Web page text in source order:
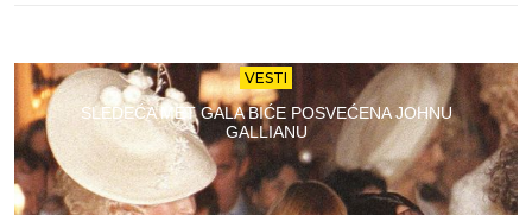
VESTI
SLEDEĆA MET GALA BIĆE POSVEĆENA JOHNU
GALLIANU